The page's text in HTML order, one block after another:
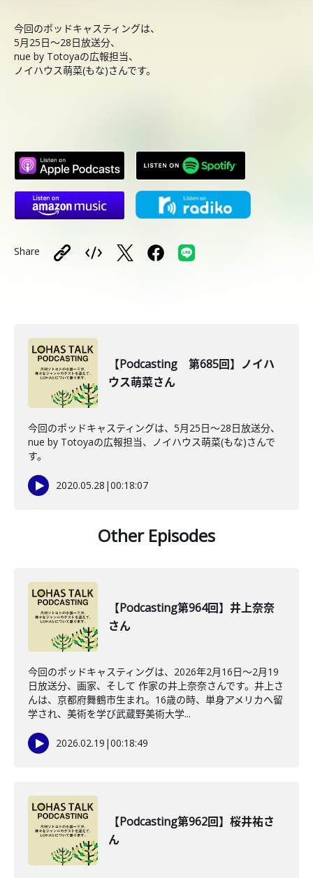
今回のポッドキャスティングは、
5月25日〜28日放送分、
nue by Totoyaの広報担当、
ノイハウス萌菜(もな)さんです。
Share
【Podcasting 第685回】ノイハ
ウス萌菜さん
今回のポッドキャスティングは、5月25日〜28日放送分、
nue by Totoyaの広報担当、ノイハウス萌菜(もな)さんで
す。
2020.05.28 |00:18:07
Other Episodes
【Podcasting第964回】井上奈奈
さん
今回のポッドキャスティングは、2026年2月16日〜2月19
日放送分、画家、そして 作家の井上奈奈さんです。井上さ
んは、京都府舞鶴市生まれ。16歳の時、単身アメリカへ留
学され、美術を学び武蔵野美術大学...
2026.02.19 |00:18:49
【Podcasting第962回】桜井祐さ
ん